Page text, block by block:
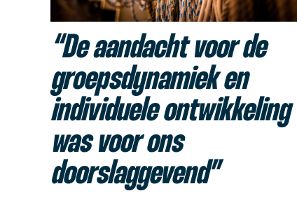
“De aandacht voor de
groepsdynamiek en
individuele ontwikkeling
was voor ons
doorslaggevend”